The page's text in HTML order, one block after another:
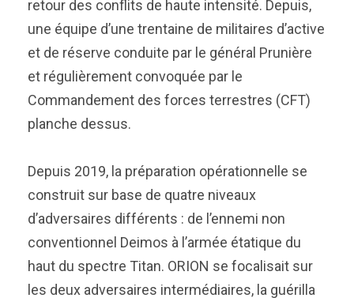
retour des conflits de haute intensité. Depuis,
une équipe d’une trentaine de militaires d’active
et de réserve conduite par le général Prunière
et régulièrement convoquée par le
Commandement des forces terrestres (CFT)
planche dessus.
Depuis 2019, la préparation opérationnelle se
construit sur base de quatre niveaux
d’adversaires différents : de l’ennemi non
conventionnel Deimos à l’armée étatique du
haut du spectre Titan. ORION se focalisait sur
les deux adversaires intermédiaires, la guérilla